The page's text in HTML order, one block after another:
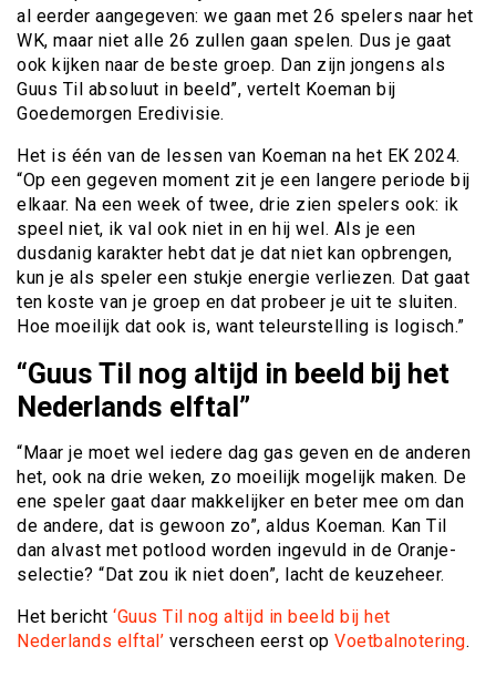
al eerder aangegeven: we gaan met 26 spelers naar het
WK, maar niet alle 26 zullen gaan spelen. Dus je gaat
ook kijken naar de beste groep. Dan zijn jongens als
Guus Til absoluut in beeld”, vertelt Koeman bij
Goedemorgen Eredivisie.
Het is één van de lessen van Koeman na het EK 2024.
“Op een gegeven moment zit je een langere periode bij
elkaar. Na een week of twee, drie zien spelers ook: ik
speel niet, ik val ook niet in en hij wel. Als je een
dusdanig karakter hebt dat je dat niet kan opbrengen,
kun je als speler een stukje energie verliezen. Dat gaat
ten koste van je groep en dat probeer je uit te sluiten.
Hoe moeilijk dat ook is, want teleurstelling is logisch.”
“Guus Til nog altijd in beeld bij het
Nederlands elftal”
“Maar je moet wel iedere dag gas geven en de anderen
het, ook na drie weken, zo moeilijk mogelijk maken. De
ene speler gaat daar makkelijker en beter mee om dan
de andere, dat is gewoon zo”, aldus Koeman. Kan Til
dan alvast met potlood worden ingevuld in de Oranje-
selectie? “Dat zou ik niet doen”, lacht de keuzeheer.
Het bericht ‘Guus Til nog altijd in beeld bij het
Nederlands elftal’ verscheen eerst op Voetbalnotering.